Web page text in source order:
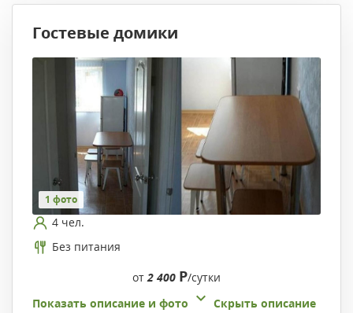
Гостевые домики
1 фото
4 чел.
Без питания
от 2 400 Р/сутки
Показать описание и фото
Скрыть описание